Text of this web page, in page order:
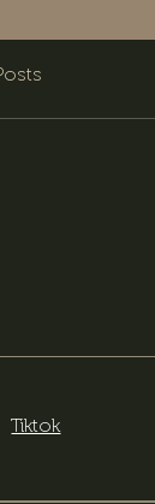
Tiktok